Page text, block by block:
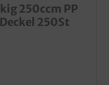
250ccm PP
250St